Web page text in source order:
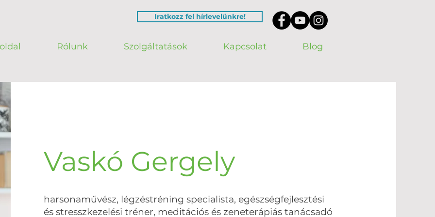
Iratkozz fel hírlevelünkre!
Rólunk Szolgáltatások Kapcsolat Blog
Vaskó Gergely
harsonaművész, légzéstréning specialista, egészségfejlesztési
és stresszkezelési tréner, meditációs és zeneterápiás tanácsadó